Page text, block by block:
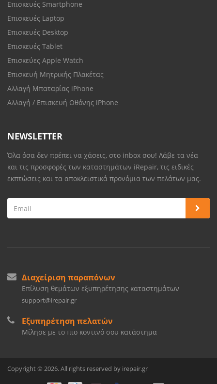
Επισκευές Smartphone
Επισκευές Laptop
Επισκευές Desktop
Επισκευές Tablet
Επισκεύες Apple Watch
Επισκευή Μητρικής Πλακέτας
Αλλαγή Μπαταρίας iPhone
Αλλαγή / Επισκευή Οθόνης iPhone
NEWSLETTER
Όλα όσα δεν πρέπει να χάσεις, στο inbox σου! Λάβε τα νέα
και τις προσφορές των καταστημάτων iRepair, τις ειδικές
εκπτώσεις και τα αποκλειστικά προνόμια των πελάτων μας.
Διαχείριση παραπόνων
Επίλυση θεμάτων εξυπηρέτησης καταστημάτων
support@irepair.gr
Εξυπηρέτηση πελατών
Μίλησε με το πιο κοντινό σου κατάστημα
Copyright © 2026. All rights reserved by irepair.gr